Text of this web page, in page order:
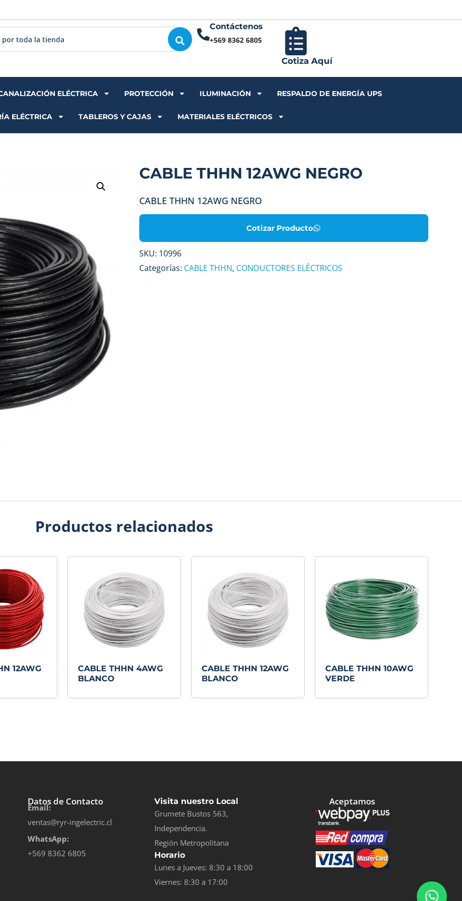
Contáctenos
+569 8362 6805
Cotiza Aquí
ELÉCTRICA PROTECCIÓN ILUMINACIÓN RESPALDO DE ENERGÍA UPS
ELÉCTRICA TABLEROS Y CAJAS MATERIALES ELÉCTRICOS
CABLE THHN 12AWG NEGRO
CABLE THHN 12AWG NEGRO
Cotizar Producto
SKU: 10996
Categorías: CABLE THHN, CONDUCTORES ELÉCTRICOS
Productos relacionados
12AWG
CABLE THHN 4AWG
BLANCO
CABLE THHN 12AWG
BLANCO
CABLE THHN 10AWG
VERDE
Datos de Contacto
Email:
ventas@ryr-ingelectric.cl
WhatsApp:
+569 8362 6805
Visita nuestro Local
Grumete Bustos 563,
Independencia.
Región Metropolitana
Horario
Lunes a Jueves: 8:30 a 18:00
Viernes: 8:30 a 17:00
Aceptamos